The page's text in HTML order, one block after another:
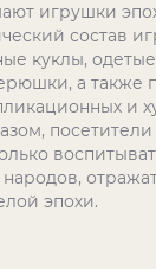
игрушки
состав
куклы,
а также
и
посетители
эпохи.